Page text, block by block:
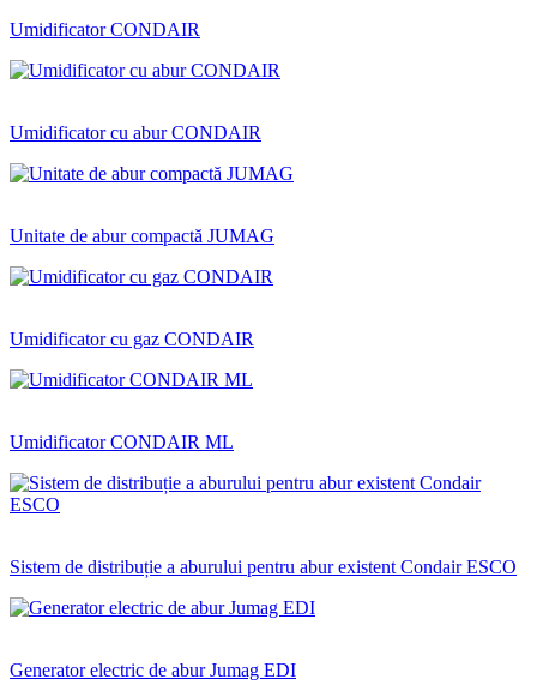
Umidificator CONDAIR
Umidificator cu abur CONDAIR
Unitate de abur compactă JUMAG
Umidificator cu gaz CONDAIR
Umidificator CONDAIR ML
Sistem de distribuție a aburului pentru abur existent Condair ESCO
Generator electric de abur Jumag EDI